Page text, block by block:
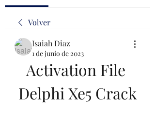
Volver
Isaiah Diaz
1 de junio de 2023
Activation File
Delphi Xe5 Crack